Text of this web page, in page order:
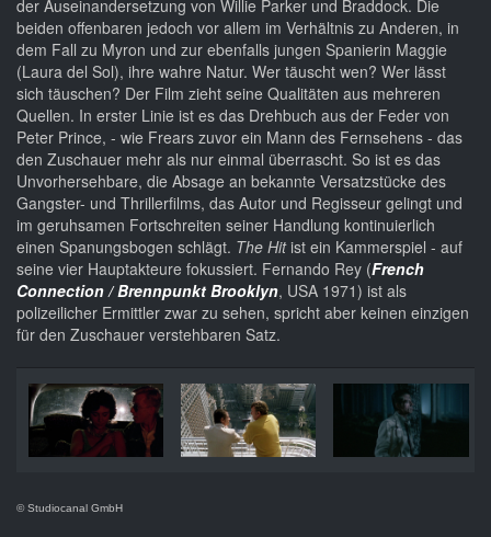
der Auseinandersetzung von Willie Parker und Braddock. Die
beiden offenbaren jedoch vor allem im Verhältnis zu Anderen, in
dem Fall zu Myron und zur ebenfalls jungen Spanierin Maggie
(Laura del Sol), ihre wahre Natur. Wer täuscht wen? Wer lässt
sich täuschen? Der Film zieht seine Qualitäten aus mehreren
Quellen. In erster Linie ist es das Drehbuch aus der Feder von
Peter Prince, - wie Frears zuvor ein Mann des Fernsehens - das
den Zuschauer mehr als nur einmal überrascht. So ist es das
Unvorhersehbare, die Absage an bekannte Versatzstücke des
Gangster- und Thrillerfilms, das Autor und Regisseur gelingt und
im geruhsamen Fortschreiten seiner Handlung kontinuierlich
einen Spanungsbogen schlägt. The Hitist ein Kammerspiel - auf
seine vier Hauptakteure fokussiert. Fernando Rey (French
Connection / Brennpunkt Brooklyn, USA 1971) ist als
polizeilicher Ermittler zwar zu sehen, spricht aber keinen einzigen
für den Zuschauer verstehbaren Satz.
© Studiocanal GmbH